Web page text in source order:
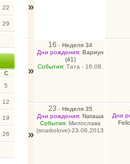
22
29
С
5
12
19
26
»
»
16 - Неделя 34
Дни рождения: Вариун
(41)
События: Тата - 16.08.
»
23 - Неделя 35
Дни рождения: Nataшa
События: Милослава
(snarkolove)-23.08.2013
Дни